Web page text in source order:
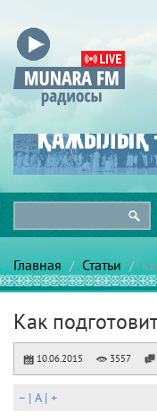
Главная Статьи
Как
10.06.2015 3557
– | A| +